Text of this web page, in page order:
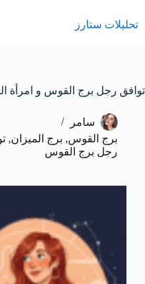
المحتوى
تحليلات ستارز
توافق رجل برج القوس و امرأة
سامر
برج القوس, برج الميزان,
رجل برج القوس